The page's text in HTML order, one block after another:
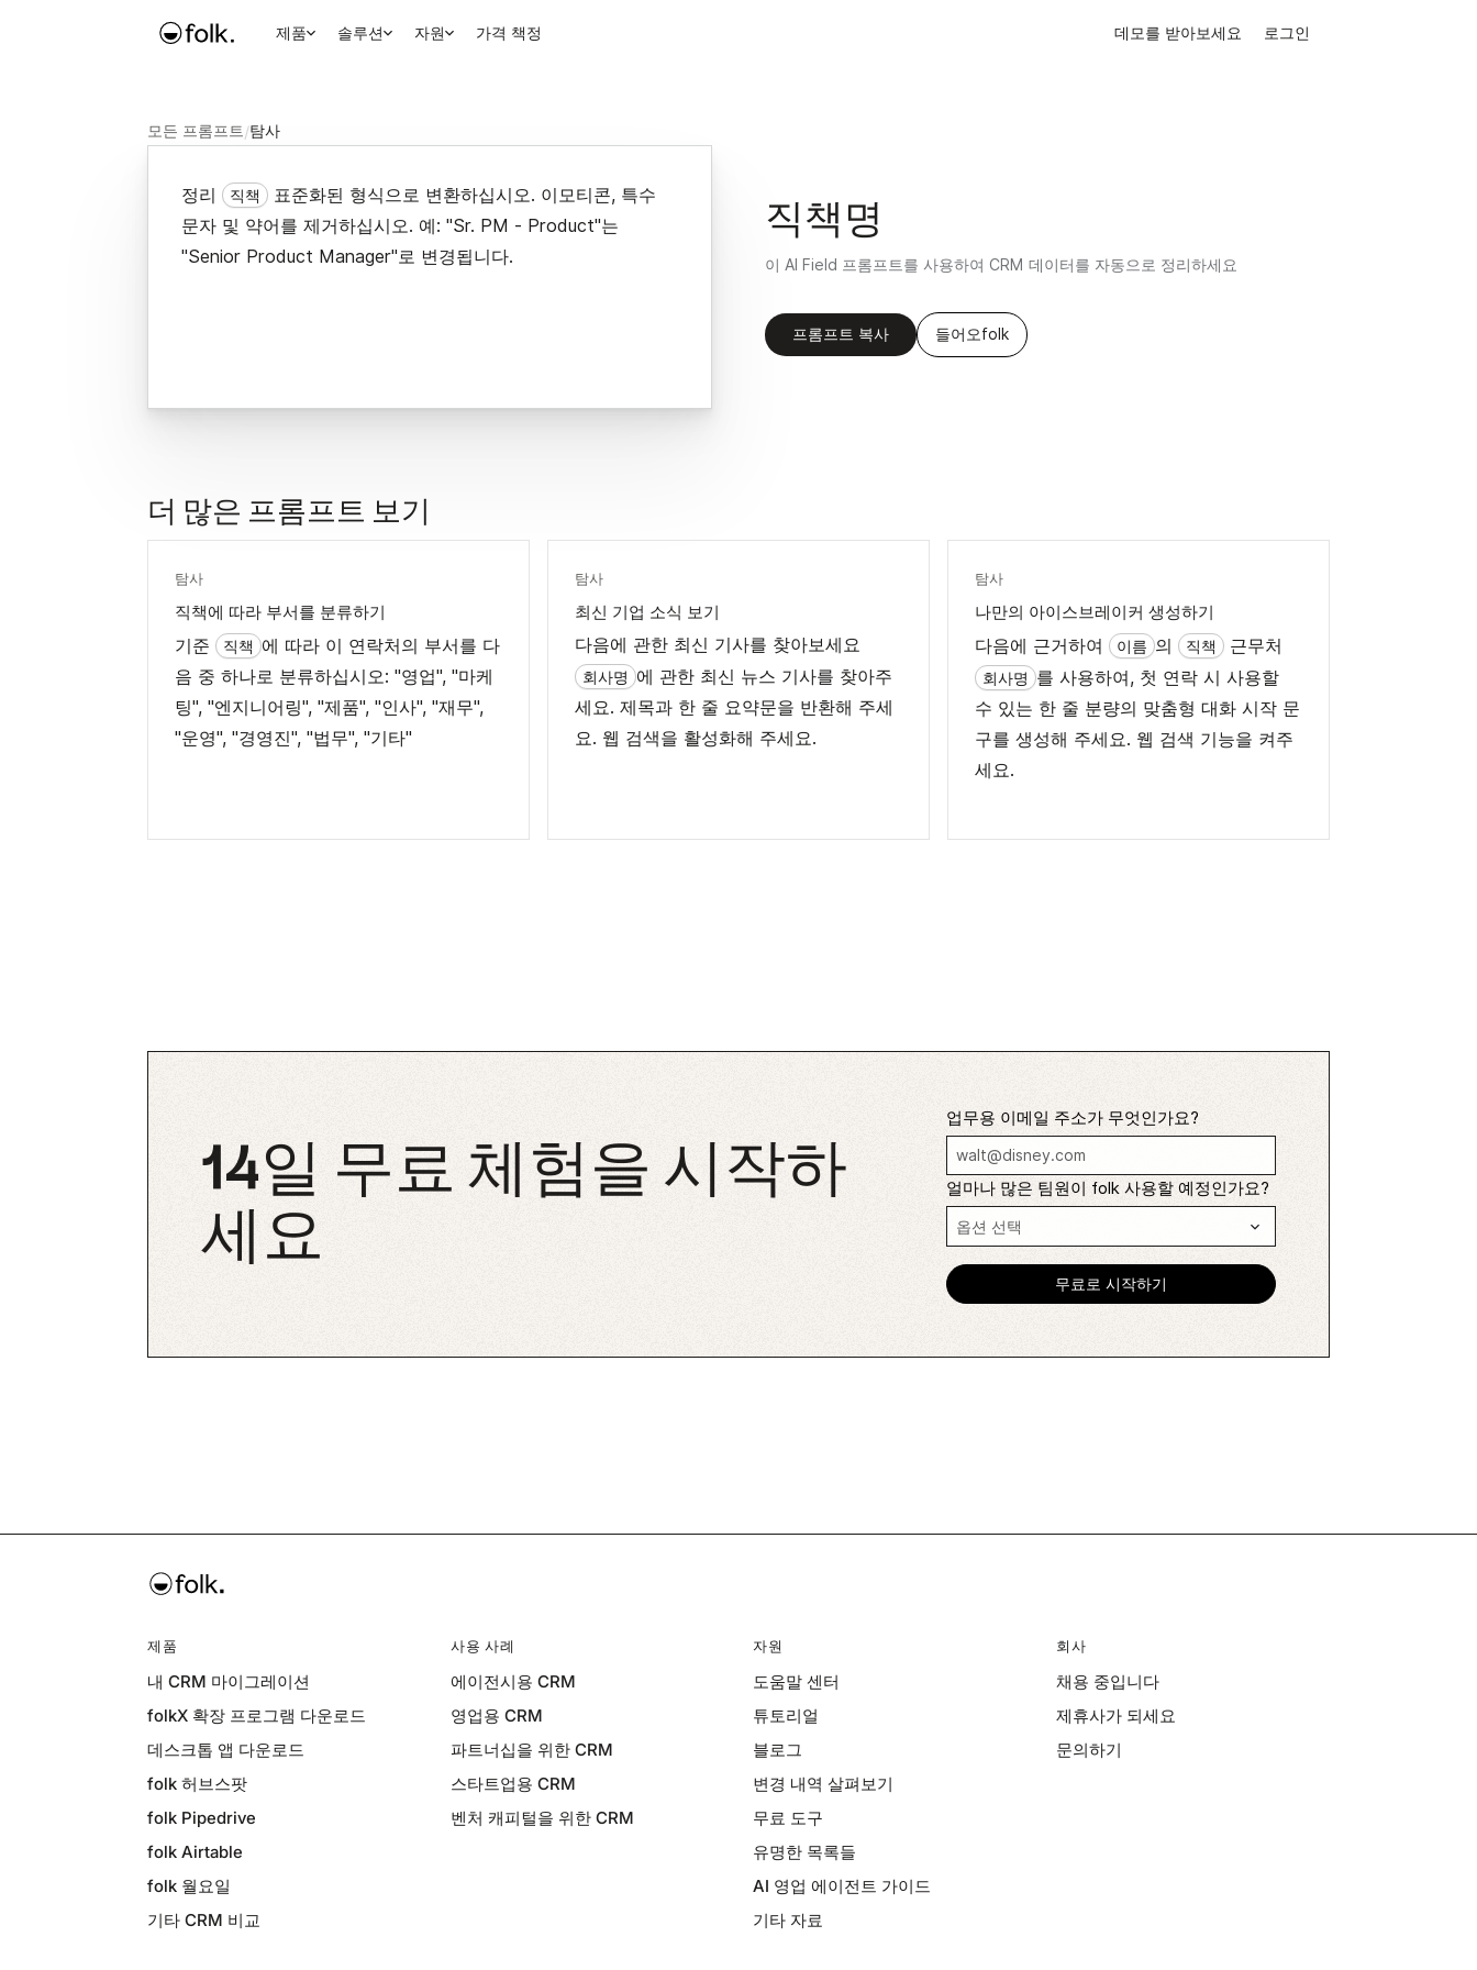
제품 솔루션 자원 가격 책정 데모를 받아보세요 로그인
모든 프롬프트/탐사
정리 직책
표준화된 형식으로 변환하십시오. 이모티콘, 특수
문자 및 약어를 제거하십시오. 예: "Sr. PM - Product"는
"Senior Product Manager"로 변경됩니다.
직책명
이 AI Field 프롬프트를 사용하여 CRM 데이터를 자동으로 정리하세요
프롬프트 복사 들어오folk
더 많은 프롬프트 보기
탐사
직책에 따라 부서를 분류하기
기준 직책 에 따라 이 연락처의 부서를 다
음 중 하나로 분류하십시오: "영업", "마케
팅", "엔지니어링", "제품", "인사", "재무",
"운영", "경영진", "법무", "기타"
탐사
최신 기업 소식 보기
다음에 관한 최신 기사를 찾아보세요
회사명 에 관한 최신 뉴스 기사를 찾아주
세요. 제목과 한 줄 요약문을 반환해 주세
요. 웹 검색을 활성화해 주세요.
탐사
나만의 아이스브레이커 생성하기
다음에 근거하여
이름 의 직책 근무처
회사명 를 사용하여, 첫 연락 시 사용할
수 있는 한 줄 분량의 맞춤형 대화 시작 문
구를 생성해 주세요. 웹 검색 기능을 켜주
세요.
14일 무료 체험을 시작하
세요
업무용 이메일 주소가 무엇인가요?
얼마나 많은 팀원이 folk 사용할 예정인가요?
제품
내 CRM 마이그레이션
folkX 확장 프로그램 다운로드
데스크톱 앱 다운로드
folk 허브스팟
folk Pipedrive
folk Airtable
folk 월요일
기타 CRM 비교
사용 사례
에이전시용 CRM
영업용 CRM
파트너십을 위한 CRM
스타트업용 CRM
벤처 캐피털을 위한 CRM
자원
도움말 센터
튜토리얼
블로그
변경 내역 살펴보기
무료 도구
유명한 목록들
AI 영업 에이전트 가이드
기타 자료
회사
채용 중입니다
제휴사가 되세요
문의하기